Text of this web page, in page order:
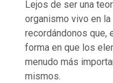
Lejos de ser una
organismo vivo en
recordándonos que,
forma en que los
menudo más
mismos.